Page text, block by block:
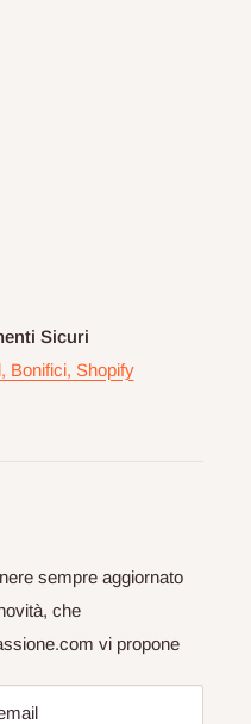
Sicuri
Bonifici, Shopify
sempre aggiornato
che
vi propone